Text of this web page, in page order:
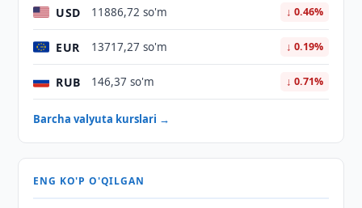
USD 11886,72 so'm ↓ 0.46%
EUR 13717,27 so'm ↓ 0.19%
RUB 146,37 so'm ↓ 0.71%
Barcha valyuta kurslari →
ENG KO'P O'QILGAN